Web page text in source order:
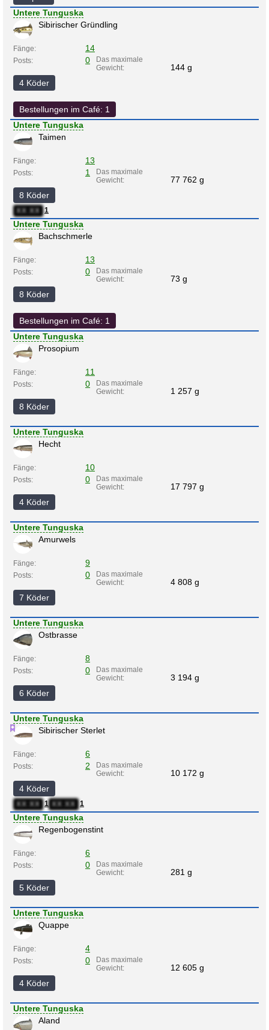
Untere Tunguska
Sibirischer Gründling
Fänge: 14
Posts: 0
Das maximale
Gewicht:
144 g
4 Köder
Bestellungen im Café: 1
Untere Tunguska
Taimen
Fänge: 13
Posts: 1
Das maximale
Gewicht:
77 762 g
8 Köder
XX:XX 1
Untere Tunguska
Bachschmerle
Fänge: 13
Posts: 0
Das maximale
Gewicht:
73 g
8 Köder
Bestellungen im Café: 1
Untere Tunguska
Prosopium
Fänge: 11
Posts: 0
Das maximale
Gewicht:
1 257 g
8 Köder
Untere Tunguska
Hecht
Fänge: 10
Posts: 0
Das maximale
Gewicht:
17 797 g
4 Köder
Untere Tunguska
Amurwels
Fänge: 9
Posts: 0
Das maximale
Gewicht:
4 808 g
7 Köder
Untere Tunguska
Ostbrasse
Fänge: 8
Posts: 0
Das maximale
Gewicht:
3 194 g
6 Köder
Untere Tunguska
Sibirischer Sterlet
Fänge: 6
Posts: 2
Das maximale
Gewicht:
10 172 g
4 Köder
XX:XX 1 XX:XX 1
Untere Tunguska
Regenbogenstint
Fänge: 6
Posts: 0
Das maximale
Gewicht:
281 g
5 Köder
Untere Tunguska
Quappe
Fänge: 4
Posts: 0
Das maximale
Gewicht:
12 605 g
4 Köder
Untere Tunguska
Aland